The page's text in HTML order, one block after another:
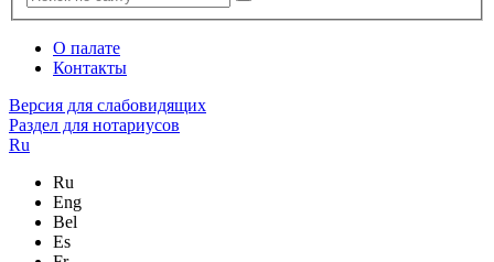
О палате
Контакты
Версия для слабовидящих
Раздел для нотариусов
Ru
Ru
Eng
Bel
Es